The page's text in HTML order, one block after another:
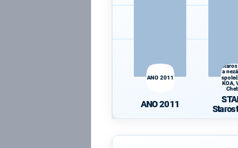
ANO 2011
ANO 2011
a
KOA,
KOA,